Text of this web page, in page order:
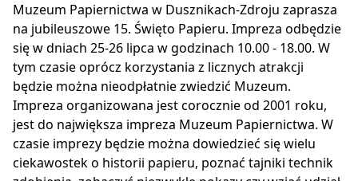
Muzeum Papiernictwa w Dusznikach-Zdroju zaprasza
na jubileuszowe 15. Święto Papieru. Impreza odbędzie
się w dniach 25-26 lipca w godzinach 10.00 - 18.00. W
tym czasie oprócz korzystania z licznych atrakcji
będzie można nieodpłatnie zwiedzić Muzeum.
Impreza organizowana jest corocznie od 2001 roku,
jest do największa impreza Muzeum Papiernictwa. W
czasie imprezy będzie można dowiedzieć się wielu
ciekawostek o historii papieru, poznać tajniki technik